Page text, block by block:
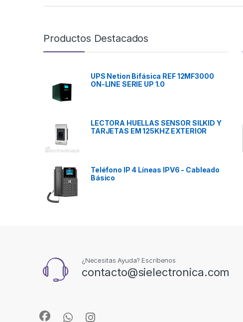
Productos Destacados
UPS Netion Bifásica REF 12MF3000
ON-LINE SERIE UP 1.0
LECTORA HUELLAS SENSOR SILKID Y
TARJETAS EM 125KHZ EXTERIOR
Teléfono IP 4 Líneas IPV6 - Cableado
Básico
¿Necesitas Ayuda? Escríbenos
contacto@sielectronica.com